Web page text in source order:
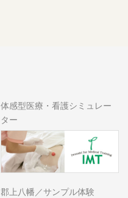
体感型医療・看護シミュレー
ター
郡上八幡／サンプル体験